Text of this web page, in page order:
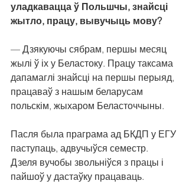
уладкавацца ў Польшчы, знайсці
жытло, працу, вывучыць мову?
— Дзякуючы сябрам, першы месяц
жылі ў іх у Беластоку. Працу таксама
дапамаглі знайсці на першы перыяд,
працаваў з нашым беларусам
польскім, жыхаром Беласточчыны.
Пасля была праграма ад БКДП у ЕГУ
паступаць, адвучыўся семестр.
Дзеля вучобы звольніўся з працы і
пайшоў у дастаўку працаваць.